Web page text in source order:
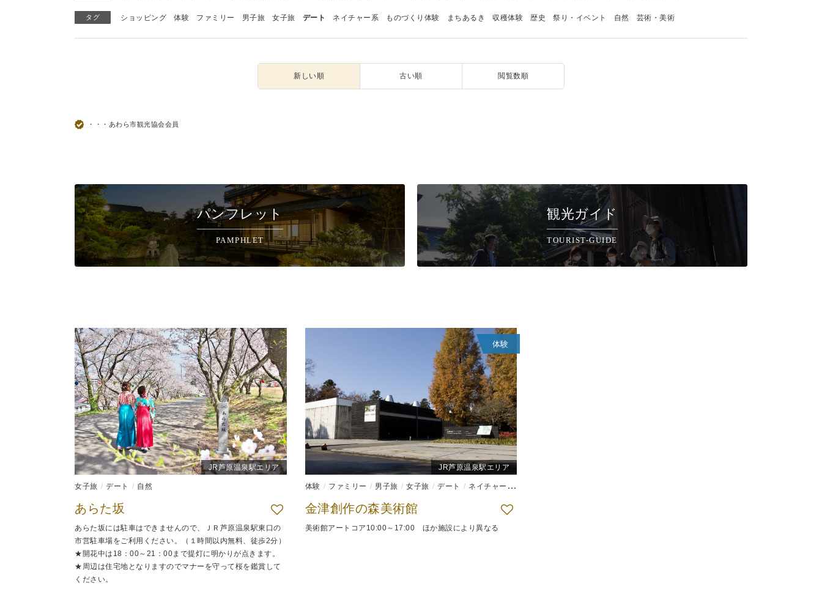
タグ ショッピング 体験 ファミリー 男子旅 女子旅 デート ネイチャー系 ものづくり体験 まちあるき 収穫体験 歴史 祭り・イベント 自然 芸術・美術
新しい順 古い順 閲覧数順
・・・あわら市観光協会会員
パンフレット
PAMPHLET
観光ガイド
TOURIST-GUIDE
JR芦原温泉駅エリア
女子旅 デート 自然
あらた坂
あらた坂には駐車はできませんので、ＪＲ芦原温泉駅東口の
市営駐車場をご利用ください。（１時間以内無料、徒歩2分）
★開花中は18：00～21：00まで提灯に明かりが点きます。
★周辺は住宅地となりますのでマナーを守って桜を鑑賞して
ください。
体験
JR芦原温泉駅エリア
体験 ファミリー 男子旅 女子旅 デート ネイチャー系
金津創作の森美術館
美術館アートコア10:00～17:00 ほか施設により異なる